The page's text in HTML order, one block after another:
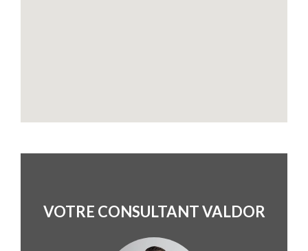
VOTRE CONSULTANT VALDOR